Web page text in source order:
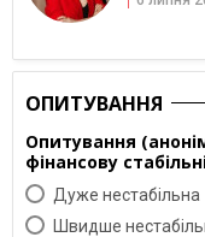
ОПИТУВАННЯ
Опитування
фінансову
Дуже нестабільна
Швидше